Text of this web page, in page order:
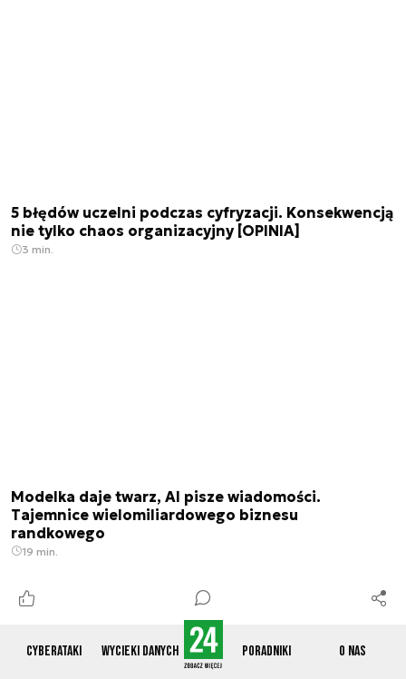
Cyberataki Wycieki danych Poradniki O nas
5 błędów uczelni podczas cyfryzacji. Konsekwencją
nie tylko chaos organizacyjny [OPINIA]
3 min.
Modelka daje twarz, AI pisze wiadomości.
Tajemnice wielomiliardowego biznesu
randkowego
19 min.